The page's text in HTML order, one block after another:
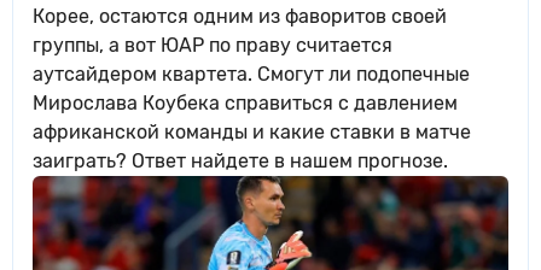
Корее, остаются одним из фаворитов своей
группы, а вот ЮАР по праву считается
аутсайдером квартета. Смогут ли подопечные
Мирослава Коубека справиться с давлением
африканской команды и какие ставки в матче
заиграть? Ответ найдете в нашем прогнозе.